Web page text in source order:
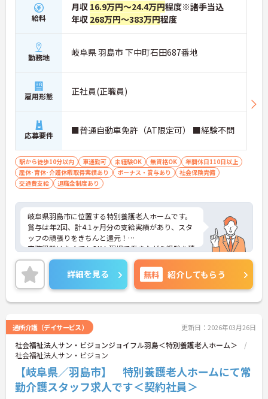
給料
月収 16.9万円～24.4万円程度※諸手当込
年収 268万円～383万円程度
勤務地 岐阜県 羽島市 下中町石田687番地
雇用形態 正社員(正職員)
応募要件 ■普通自動車免許（AT限定可） ■経験不問
駅から徒歩10分以内 車通勤可 未経験OK 無資格OK
年間休日110日以上
産休･育休･介護休暇取得実績あり
ボーナス・賞与あり
社会保険完備
交通費支給
退職金制度あり
岐阜県羽島市に位置する特別養護老人ホームです。
賞与は年2回、計4.1ヶ月分の支給実績があり、スタ
ッフの頑張りをきちんと還元！
実務経験はなくてもOK！現場で働きながら経験を積
んでいくことができます。
ご興味をお持ちの方はお気軽にお問い合わせくださ
い。
詳細を見る 無料 紹介してもらう
通所介護（デイサービス） 更新日：2026年03月26日
社会福祉法人サン・ビジョンジョイフル羽島＜特別養護老人ホーム＞
社会福祉法人サン・ビジョン
【岐阜県／羽島市】 特別養護老人ホームにて常
勤介護スタッフ求人です＜契約社員＞